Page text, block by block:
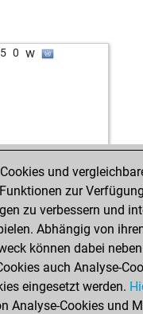
0 w
und
zur
zu verbessern und
Abhängig von
können dabei
auch Analyse-
eingesetzt werden.
Analyse-Cookies und